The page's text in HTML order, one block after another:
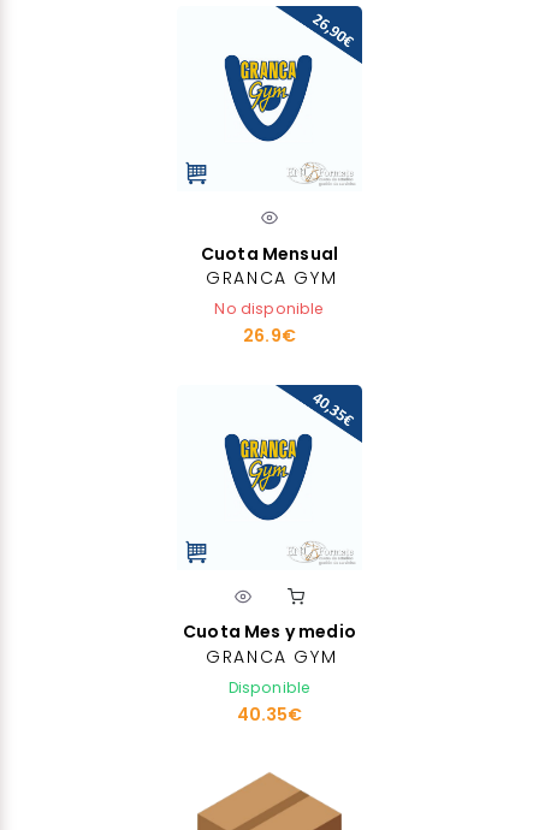
Cuota Mensual
GRANCA GYM
No disponible
26.9€
Cuota Mes y medio
GRANCA GYM
Disponible
40.35€